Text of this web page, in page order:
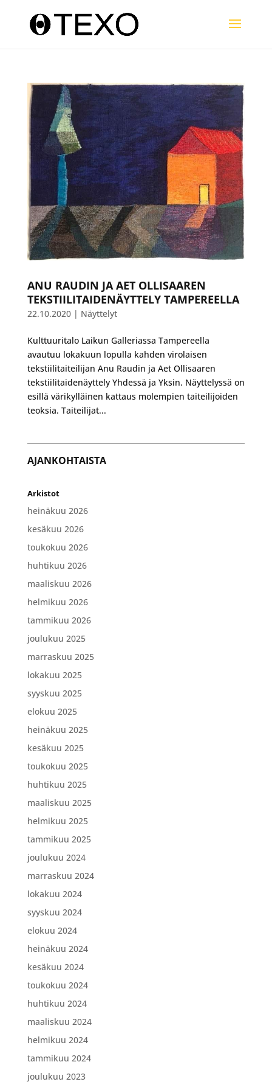
ANU RAUDIN JA AET OLLISAAREN
TEKSTIILITAIDENÄYTTELY TAMPEREELLA
22.10.2020| Näyttelyt
Kulttuuritalo Laikun Galleriassa Tampereella
avautuu lokakuun lopulla kahden virolaisen
tekstiilitaiteilijan Anu Raudin ja Aet Ollisaaren
tekstiilitaidenäyttely Yhdessä ja Yksin. Näyttelyssä on
esillä värikylläinen kattaus molempien taiteilijoiden
teoksia. Taiteilijat...
AJANKOHTAISTA
Arkistot
heinäkuu 2026
kesäkuu 2026
toukokuu 2026
huhtikuu 2026
maaliskuu 2026
helmikuu 2026
tammikuu 2026
joulukuu 2025
marraskuu 2025
lokakuu 2025
syyskuu 2025
elokuu 2025
heinäkuu 2025
kesäkuu 2025
toukokuu 2025
huhtikuu 2025
maaliskuu 2025
helmikuu 2025
tammikuu 2025
joulukuu 2024
marraskuu 2024
lokakuu 2024
syyskuu 2024
elokuu 2024
heinäkuu 2024
kesäkuu 2024
toukokuu 2024
huhtikuu 2024
maaliskuu 2024
helmikuu 2024
tammikuu 2024
joulukuu 2023